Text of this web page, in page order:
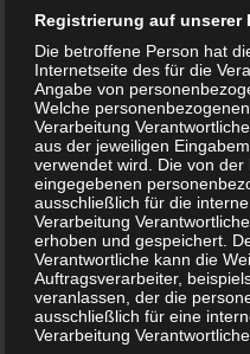
Kaffee in der
Registrierung auf unserer
Die betroffene Person hat
Internetseite des für die
Angabe von
Welche
Verarbeitung
aus der jeweiligen
verwendet wird. Die von
eingegebenen
ausschließlich für die
Verarbeitung
erhoben und gespeichert.
Verantwortliche kann die
Auftragsverarbeiter,
veranlassen, der die
ausschließlich für eine
Verarbeitung